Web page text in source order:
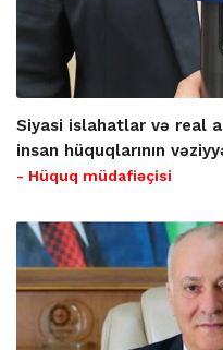
Siyasi islahatlar və real
insan hüquqlarının
- Hüquq müdafiəçisi